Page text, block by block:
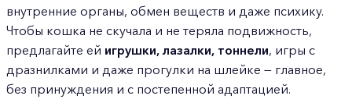
внутренние органы, обмен веществ и даже психику.
Чтобы кошка не скучала и не теряла подвижность,
предлагайте ей игрушки, лазалки, тоннели, игры с
дразнилками и даже прогулки на шлейке — главное,
без принуждения и с постепенной адаптацией.